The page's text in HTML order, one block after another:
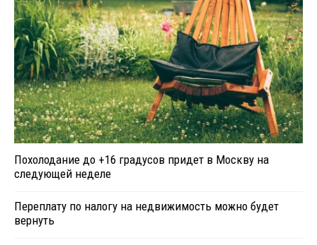
Похолодание до +16 градусов придет в Москву на
следующей неделе
Переплату по налогу на недвижимость можно будет
вернуть